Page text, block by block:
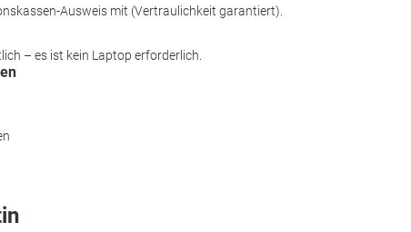
Ausweis mit (Vertraulichkeit garantiert).
– es ist kein Laptop erforderlich.